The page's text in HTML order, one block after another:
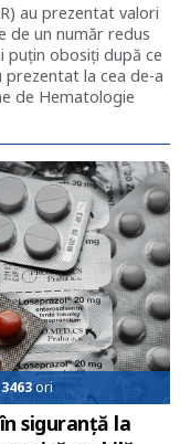
au prezentat valori
de un număr redus
puţin obosiţi după ce
la cea de-a
de Hematologie
3463ori
siguranță la